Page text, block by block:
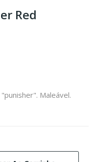
Red
Maleável.